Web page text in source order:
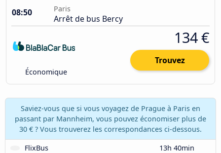
08:50
Paris
Arrêt de bus Bercy
Économique
134 €
Trouvez
Saviez-vous que si vous voyagez de Prague à Paris en
passant par Mannheim, vous pouvez économiser plus de
30 € ? Vous trouverez les correspondances ci-dessous.
FlixBus
13h 40min